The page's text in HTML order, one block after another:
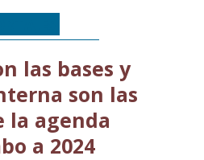
las bases y
son las
la agenda
a 2024